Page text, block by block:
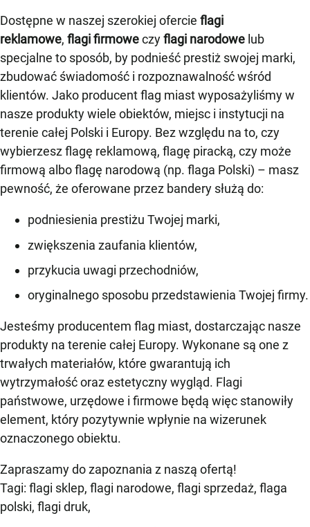
Dostępne w naszej szerokiej ofercie flagi
reklamowe, flagi firmoweczyflagi narodowe lub
specjalne to sposób, by podnieść prestiż swojej marki,
zbudować świadomość i rozpoznawalność wśród
klientów. Jako producent flag miast wyposażyliśmy w
nasze produkty wiele obiektów, miejsc i instytucji na
terenie całej Polski i Europy. Bez względu na to, czy
wybierzesz flagę reklamową, flagę piracką, czy może
firmową albo flagę narodową (np. flaga Polski) – masz
pewność, że oferowane przez bandery służą do:
podniesienia prestiżu Twojej marki,
zwiększenia zaufania klientów,
przykucia uwagi przechodniów,
oryginalnego sposobu przedstawienia Twojej firmy.
Jesteśmy producentem flag miast, dostarczając nasze
produkty na terenie całej Europy. Wykonane są one z
trwałych materiałów, które gwarantują ich
wytrzymałość oraz estetyczny wygląd. Flagi
państwowe, urzędowe i firmowe będą więc stanowiły
element, który pozytywnie wpłynie na wizerunek
oznaczonego obiektu.
Zapraszamy do zapoznania z naszą ofertą!
Tagi: flagi sklep, flagi narodowe, flagi sprzedaż, flaga
polski, flagi druk,